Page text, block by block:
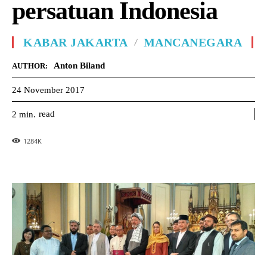
persatuan Indonesia
KABAR JAKARTA MANCANEGARA
AUTHOR: Anton Biland
24 November 2017
2 min. read
1284K